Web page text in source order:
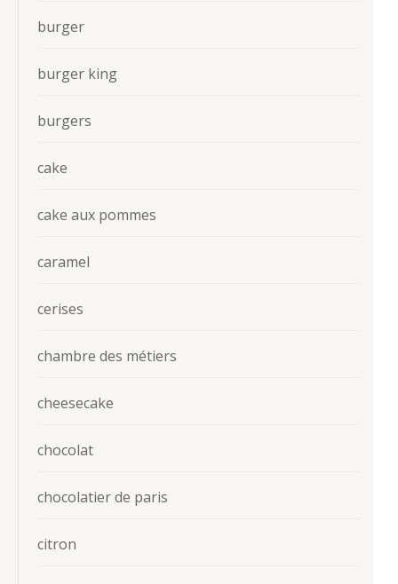
burger
burger king
burgers
cake
cake aux pommes
caramel
cerises
chambre des métiers
cheesecake
chocolat
chocolatier de paris
citron